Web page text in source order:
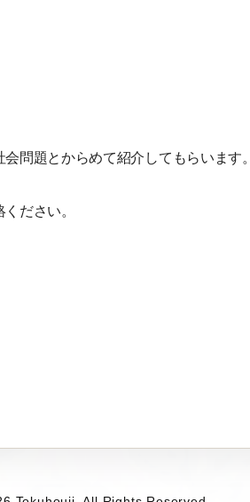
問題とからめて紹介してもらいます。
ださい。